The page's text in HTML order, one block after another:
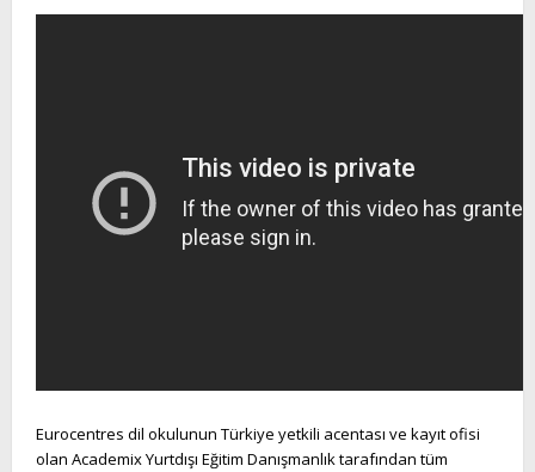
Eurocentres dil okulunun Türkiye yetkili acentası ve kayıt ofisi
olan Academix Yurtdışı Eğitim Danışmanlık tarafından tüm